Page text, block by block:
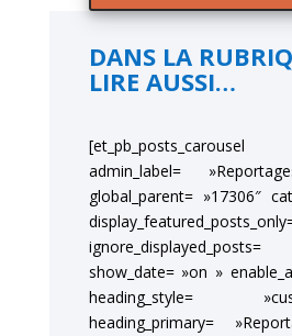
DANS LA
LIRE AUSSI…
[et_pb_posts_carousel
admin_label=
global_parent= »17306″
show_date= »on »
heading_style=
heading_primary=